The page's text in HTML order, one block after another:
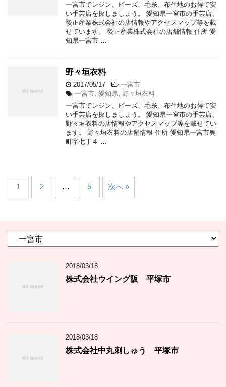
一宮市でレジン、ビーズ、毛糸、布生地のお得で安
い手芸店を探しましょう。 愛知県一宮市の手芸店、
後正産業株式会社の店情報やアクセスマップ等を載
せています。 後正産業株式会社の店舗情報 住所 愛
知県一宮市 …
野々垣衣料
2017/05/17 -一宮市
一宮市 愛知県
野々垣衣料
一宮市でレジン、ビーズ、毛糸、布生地のお得で安
い手芸店を探しましょう。 愛知県一宮市の手芸店、
野々垣衣料の店情報やアクセスマップ等を載せてい
ます。 野々垣衣料の店舗情報 住所 愛知県一宮市奥
町字七丁４ …
1 2 … 5 次へ »
テ
2018/03/18
株式会社ウイング阪 平塚市
2018/03/18
株式会社中丸刺しゅう 平塚市